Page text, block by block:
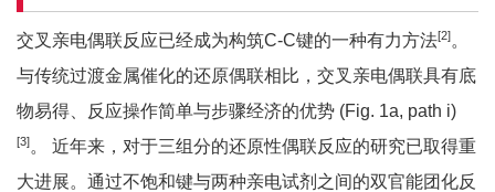
交叉亲电偶联反应已经成为构筑C-C键的一种有力方法[2]。
与传统过渡金属催化的还原偶联相比，交叉亲电偶联具有底
物易得、反应操作简单与步骤经济的优势 (Fig. 1a, path i)
[3]。 近年来，对于三组分的还原性偶联反应的研究已取得重
大进展。通过不饱和键与两种亲电试剂之间的双官能团化反